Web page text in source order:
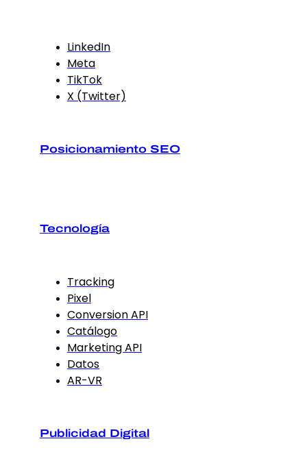
LinkedIn
Meta
TikTok
X (Twitter)
Posicionamiento SEO
Tecnología
Tracking
Pixel
Conversion API
Catálogo
Marketing API
Datos
AR-VR
Publicidad Digital